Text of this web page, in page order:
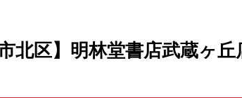
市北区】明林堂書店武蔵ヶ